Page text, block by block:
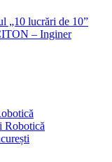
„10 lucrări de 10”
– Inginer
Robotică